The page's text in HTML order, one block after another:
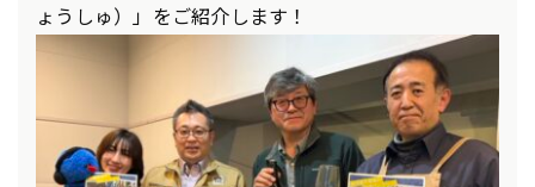
ょうしゅ）」をご紹介します！